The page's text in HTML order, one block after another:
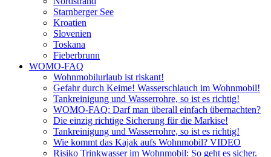
Starnberger See
Kroatien
Slovenien
Toskana
Fieberbrunn
WOMO-FAQ
Wohnmobilurlaub ist riskant!
Gefahr durch Keime! Wasserschlauch im Wohnmobil!
Tankreinigung und Wasserrohre, so ist es richtig!
WOMO-FAQ: Darf man überall einfach übernachten?
Die einzig richtige Sicherung für die Markise!
Tankreinigung und Wasserrohre, so ist es richtig!
Wie kommt das Kajak aufs Wohnmobil? VIDEO
Risiko Trinkwasser im Wohnmobil: So geht es sicher.